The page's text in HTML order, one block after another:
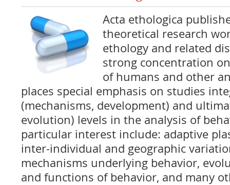
Acta ethologica
theoretical research
ethology and related
strong concentration
of humans and other
places special emphasis on studies
(mechanisms, development) and
evolution) levels in the analysis of
particular interest include: adaptive
inter-individual and geographic
mechanisms underlying behavior,
and functions of behavior, and many